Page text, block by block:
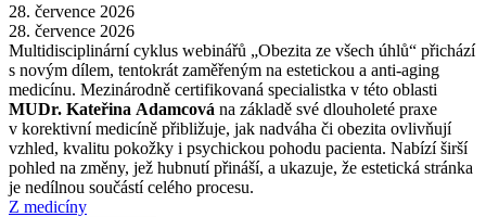
28. července 2026
28. července 2026
Multidisciplinární cyklus webinářů „Obezita ze všech úhlů“ přichází
s novým dílem, tentokrát zaměřeným na estetickou a anti-aging
medicínu. Mezinárodně certifikovaná specialistka v této oblasti
MUDr. Kateřina Adamcová na základě své dlouholeté praxe
v korektivní medicíně přibližuje, jak nadváha či obezita ovlivňují
vzhled, kvalitu pokožky i psychickou pohodu pacienta. Nabízí širší
pohled na změny, jež hubnutí přináší, a ukazuje, že estetická stránka
je nedílnou součástí celého procesu.
Z medicíny